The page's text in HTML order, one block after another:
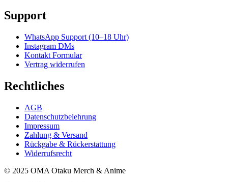
Support
WhatsApp Support (10–18 Uhr)
Instagram DMs
Kontakt Formular
Vertrag widerrufen
Rechtliches
AGB
Datenschutzbelehrung
Impressum
Zahlung & Versand
Rückgabe & Rückerstattung
Widerrufsrecht
© 2025 OMA Otaku Merch & Anime